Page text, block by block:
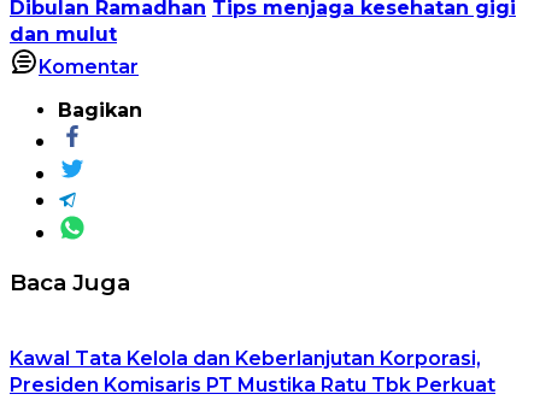
Dibulan Ramadhan Tips menjaga kesehatan gigi
dan mulut
Komentar
Bagikan
Baca Juga
Kawal Tata Kelola dan Keberlanjutan Korporasi,
Presiden Komisaris PT Mustika Ratu Tbk Perkuat